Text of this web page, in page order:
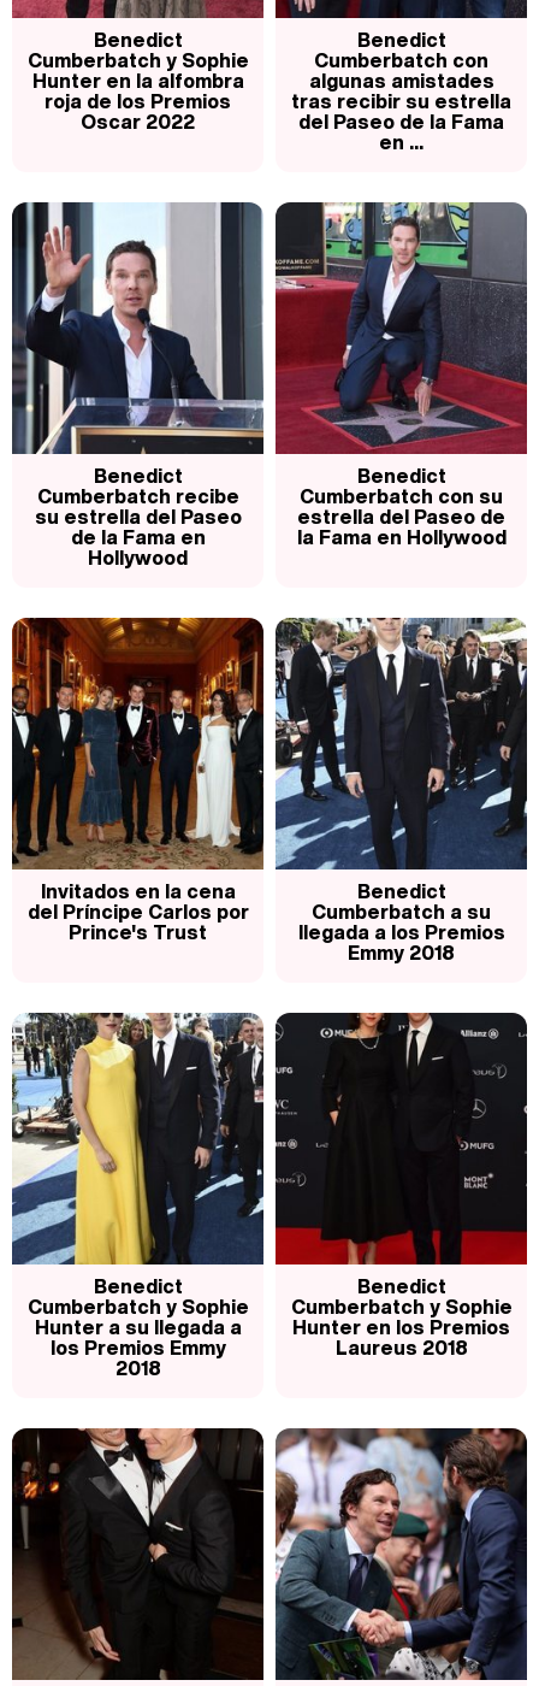
Belén Esteban: "Estoy emocionada, muy contenta y muy feliz por llegar a RTVE"
Manu Baqueiro: "Tuve como referente a Bruce Willis en 'Luz de Luna' para mi trabajo en la serie 'Perdiendo el juicio'"
Magdalena de Suecia responde a las críticas y explica por qué le han permitido lanzar su propio negocio
Benedict
Cumberbatch y Sophie
Hunter en la alfombra
roja de los Premios
Oscar 2022
Benedict
Cumberbatch con
algunas amistades
tras recibir su estrella
del Paseo de la Fama
en ...
Benedict
Cumberbatch recibe
su estrella del Paseo
de la Fama en
Hollywood
Benedict
Cumberbatch con su
estrella del Paseo de
la Fama en Hollywood
Invitados en la cena
del Príncipe Carlos por
Prince's Trust
Benedict
Cumberbatch a su
llegada a los Premios
Emmy 2018
Benedict
Cumberbatch y Sophie
Hunter a su llegada a
los Premios Emmy
2018
Benedict
Cumberbatch y Sophie
Hunter en los Premios
Laureus 2018